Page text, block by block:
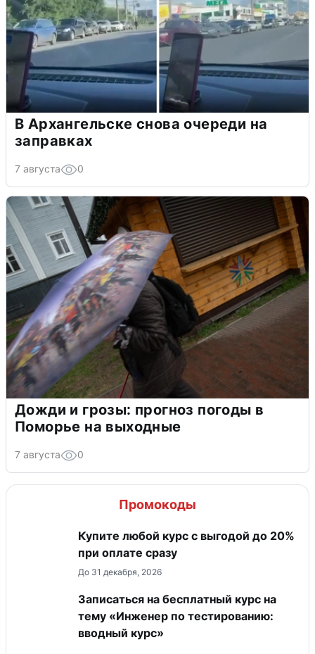
В Архангельске снова очереди на
заправках
7 августа 0
Дожди и грозы: прогноз погоды в
Поморье на выходные
7 августа 0
Промокоды
Купите любой курс с выгодой до 20%
при оплате сразу
До 31 декабря, 2026
Записаться на бесплатный курс на
тему «Инженер по тестированию:
вводный курс»